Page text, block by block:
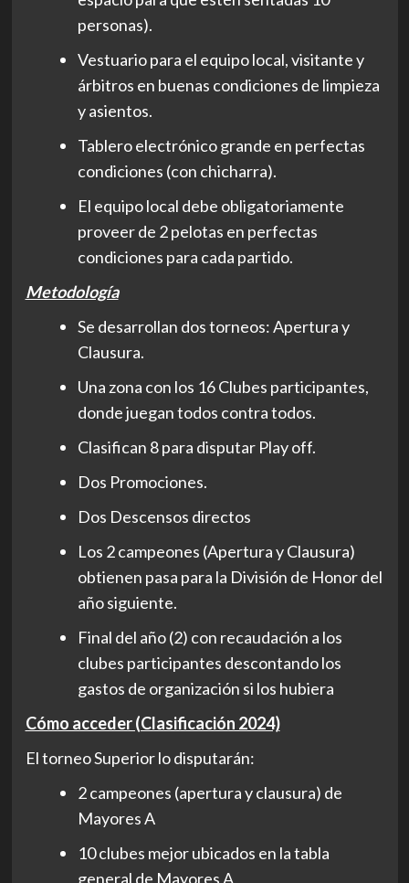
personas).
Vestuario para el equipo local, visitante y
árbitros en buenas condiciones de limpieza
y asientos.
Tablero electrónico grande en perfectas
condiciones (con chicharra).
El equipo local debe obligatoriamente
proveer de 2 pelotas en perfectas
condiciones para cada partido.
Metodología
Se desarrollan dos torneos: Apertura y
Clausura.
Una zona con los 16 Clubes participantes,
donde juegan todos contra todos.
Clasifican 8 para disputar Play off.
Dos Promociones.
Dos Descensos directos
Los 2 campeones (Apertura y Clausura)
obtienen pasa para la División de Honor del
año siguiente.
Final del año (2) con recaudación a los
clubes participantes descontando los
gastos de organización si los hubiera
Cómo acceder (Clasificación 2024)
El torneo Superior lo disputarán:
2 campeones (apertura y clausura) de
Mayores A
10 clubes mejor ubicados en la tabla
general de Mayores A